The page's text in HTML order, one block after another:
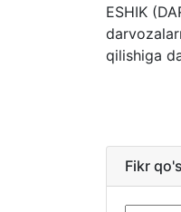
ESHIK
qilishiga
Fikr